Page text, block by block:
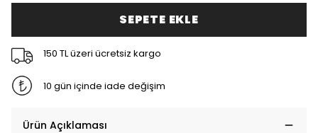
SEPETE EKLE
150 TL üzeri ücretsiz kargo
10 gün içinde iade değişim
Ürün Açıklaması